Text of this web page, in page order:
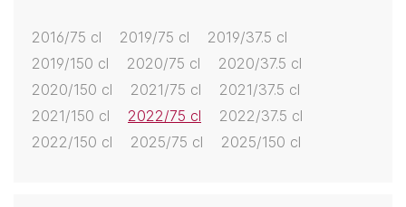
2016/75 cl 2019/75 cl
2019/37.5 cl
2019/150 cl
2020/75 cl
2020/37.5 cl
2020/150 cl
2021/75 cl
2021/37.5 cl
2021/150 cl
2022/75 cl
2022/37.5 cl
2022/150 cl
2025/75 cl 2025/150 cl